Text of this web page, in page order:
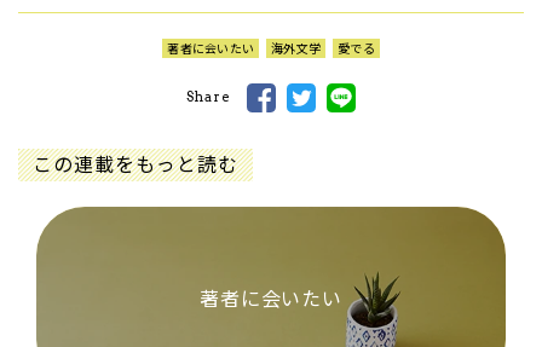
著者に会いたい 海外文学 愛でる
Share
この連載をもっと読む
著者に会いたい